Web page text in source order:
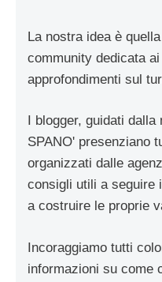
La nostra idea è
community dedicata
approfondimenti sul
I blogger, guidati
SPANO' presenziano
organizzati dalle
consigli utili a seguire
a costruire le proprie
Incoraggiamo tutti
informazioni su come